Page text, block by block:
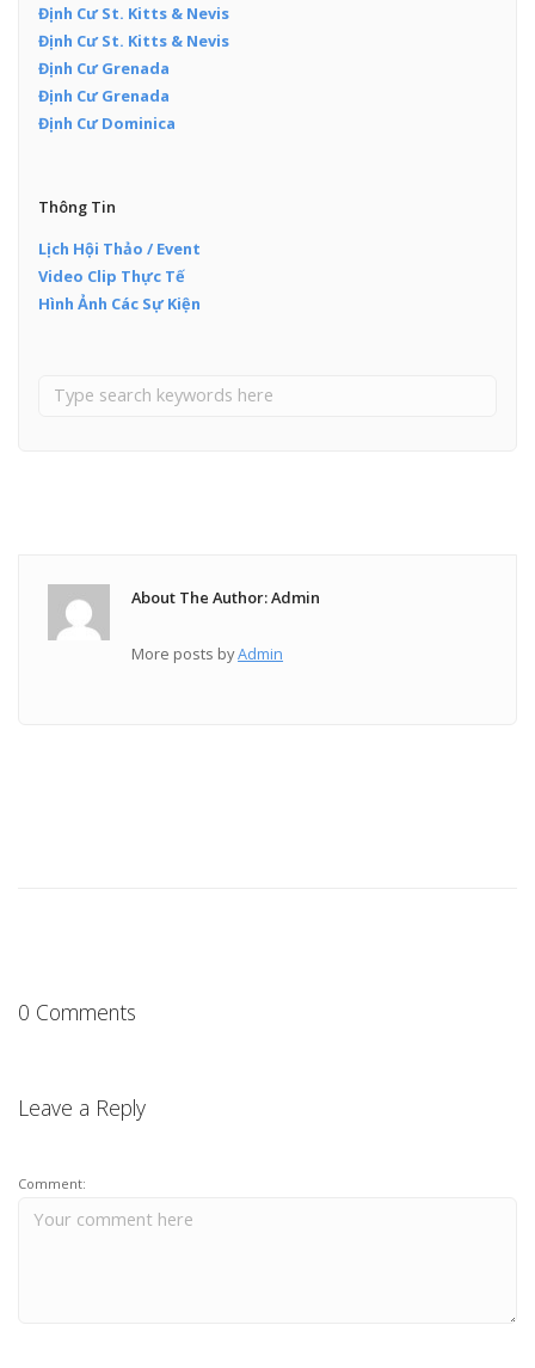
Định Cư St. Kitts & Nevis
Định Cư St. Kitts & Nevis
Định Cư Grenada
Định Cư Grenada
Định Cư Dominica
Thông Tin
Lịch Hội Thảo / Event
Video Clip Thực Tế
Hình Ảnh Các Sự Kiện
About The Author: Admin
More posts byAdmin
0 Comments
Leave a Reply
Comment: